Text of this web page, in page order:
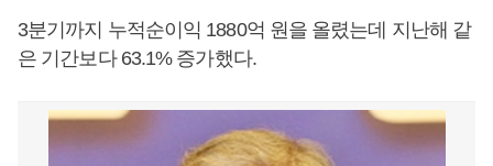
3분기까지 누적순이익 1880억 원을 올렸는데 지난해 같
은 기간보다 63.1% 증가했다.